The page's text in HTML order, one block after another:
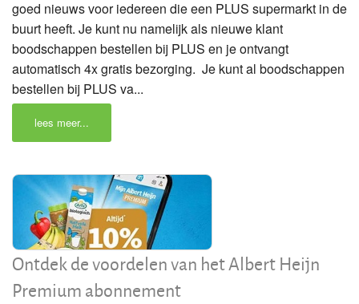
goed nieuws voor iedereen die een PLUS supermarkt in de
buurt heeft. Je kunt nu namelijk als nieuwe klant
boodschappen bestellen bij PLUS en je ontvangt
automatisch 4x gratis bezorging. Je kunt al boodschappen
bestellen bij PLUS va...
lees meer...
Ontdek de voordelen van het Albert Heijn
Premium abonnement